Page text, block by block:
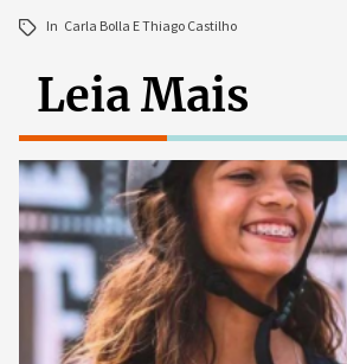
In Carla Bolla E Thiago Castilho
Leia Mais